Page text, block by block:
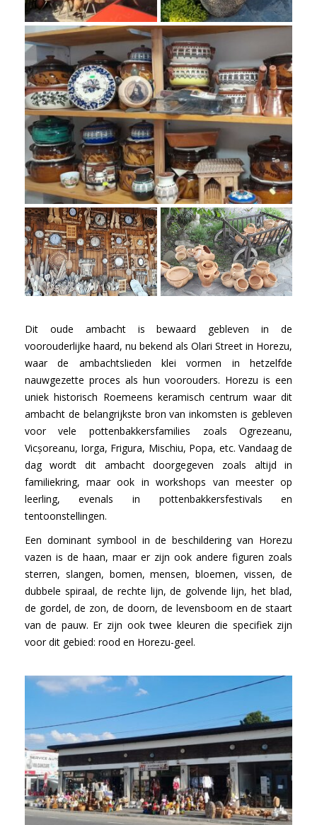
Dit oude ambacht is bewaard gebleven in de
voorouderlijke haard, nu bekend als Olari Street in Horezu,
waar de ambachtslieden klei vormen in hetzelfde
nauwgezette proces als hun voorouders. Horezu is een
uniek historisch Roemeens keramisch centrum waar dit
ambacht de belangrijkste bron van inkomsten is gebleven
voor vele pottenbakkersfamilies zoals Ogrezeanu,
Vicșoreanu, Iorga, Frigura, Mischiu, Popa, etc. Vandaag de
dag wordt dit ambacht doorgegeven zoals altijd in
familiekring, maar ook in workshops van meester op
leerling, evenals in pottenbakkersfestivals en
tentoonstellingen.
Een dominant symbool in de beschildering van Horezu
vazen is de haan, maar er zijn ook andere figuren zoals
sterren, slangen, bomen, mensen, bloemen, vissen, de
dubbele spiraal, de rechte lijn, de golvende lijn, het blad,
de gordel, de zon, de doorn, de levensboom en de staart
van de pauw. Er zijn ook twee kleuren die specifiek zijn
voor dit gebied: rood en Horezu-geel.